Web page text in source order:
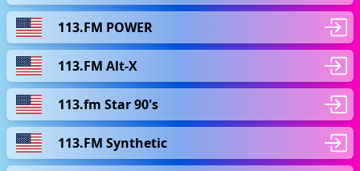
113.FM POWER
113.FM Alt-X
113.fm Star 90's
113.FM Synthetic